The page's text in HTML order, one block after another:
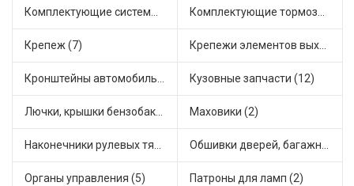
Комплектующие системы питания (3) Комплектующие тормозной системы (7)
Крепеж (7) Крепежи элементов выхлопной системы (2)
Кронштейны автомобильные (2) Кузовные запчасти (12)
Лючки, крышки бензобака (6) Маховики (2)
Наконечники рулевых тяг (8) Обшивки дверей, багажника, потолков, накладки салона (1)
Органы управления (5) Патроны для ламп (2)